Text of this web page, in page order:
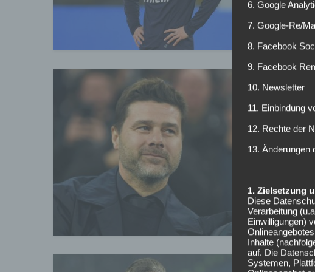
FC BAYERN
Umbau
Pochettino
6. Google
7. Google-Re/
8. Facebook
9. Facebook
10. Newsletter
11. Einbindung
12. Rechte der
13. Änderungen
1. Zielsetzung
Diese
Verarbeitung
Einwilligungen)
Inhalte
auf. Die
Systemen,